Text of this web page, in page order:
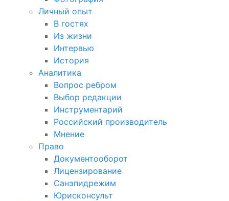
Личный опыт
В гостях
Из жизни
Интервью
История
Аналитика
Вопрос ребром
Выбор редакции
Инструментарий
Российский производитель
Мнение
Право
Документооборот
Лицензирование
Санэпидрежим
Юрисконсульт